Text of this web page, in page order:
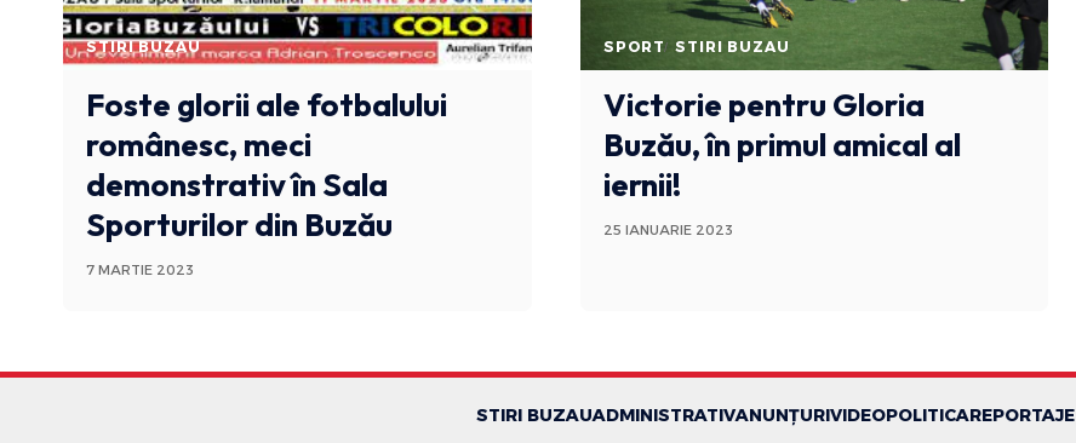
STIRI BUZAU
Foste glorii ale fotbalului
românesc, meci
demonstrativ în Sala
Sporturilor din Buzău
7 MARTIE 2023
SPORT STIRI BUZAU
Victorie pentru Gloria
Buzău, în primul amical al
iernii!
25 IANUARIE 2023
STIRI BUZAUADMINISTRATIVANUNȚURIVIDEOPOLITICAREPORTAJE